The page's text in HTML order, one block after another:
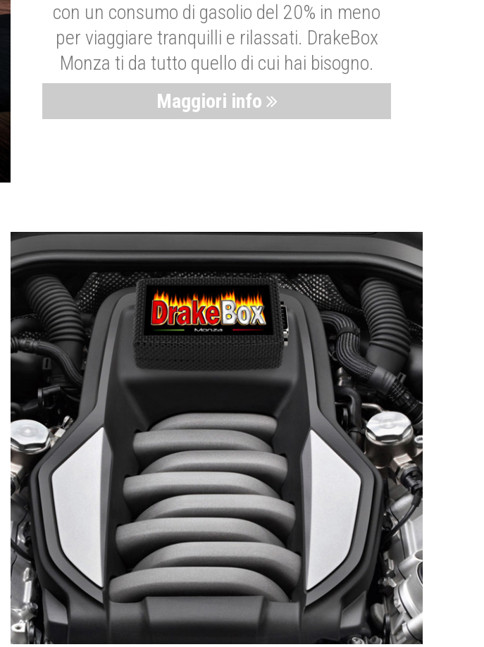
con un consumo di gasolio del 20% in meno
per viaggiare tranquilli e rilassati. DrakeBox
Monza ti da tutto quello di cui hai bisogno.
Maggiori info